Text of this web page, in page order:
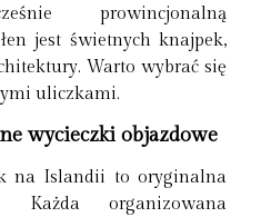
prowincjonalną
jest świetnych knajpek,
Warto wybrać się
uliczkami.
wycieczki objazdowe
na Islandii to oryginalna
Każda organizowana